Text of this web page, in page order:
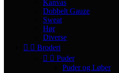
Kanvas
Dobbelt Gauze
Sweat
Hør
Diverse
  Broderi
  Puder
Puder og Løber